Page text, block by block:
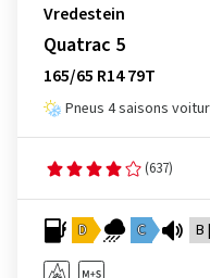
Vredestein
Quatrac 5
165/65 R14 79T
Pneus 4 saisons
(637)
D C B